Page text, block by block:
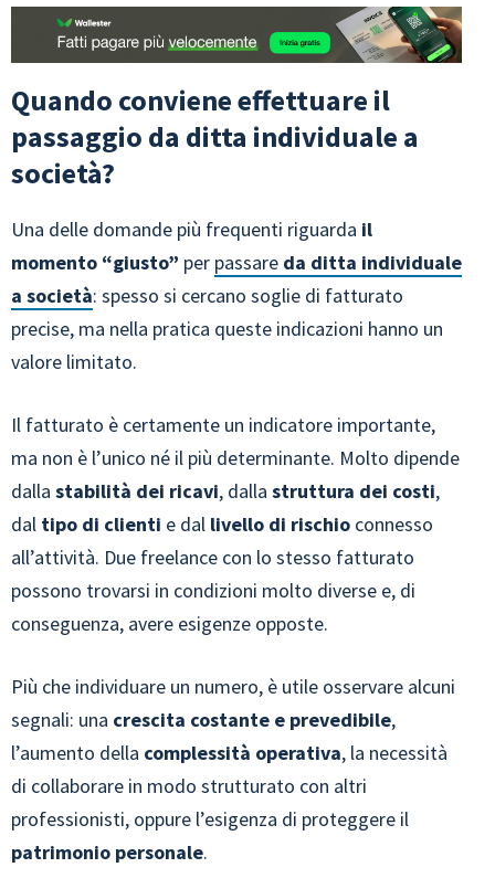
Quando conviene effettuare il
passaggio da ditta individuale a
società?
Una delle domande più frequenti riguarda il
momento “giusto” per passare da ditta individuale
a società: spesso si cercano soglie di fatturato
precise, ma nella pratica queste indicazioni hanno un
valore limitato.
Il fatturato è certamente un indicatore importante,
ma non è l’unico né il più determinante. Molto dipende
dalla stabilità dei ricavi, dalla struttura dei costi,
dal tipo di clienti e dal livello di rischio connesso
all’attività. Due freelance con lo stesso fatturato
possono trovarsi in condizioni molto diverse e, di
conseguenza, avere esigenze opposte.
Più che individuare un numero, è utile osservare alcuni
segnali: una crescita costante e prevedibile,
l’aumento della complessità operativa, la necessità
di collaborare in modo strutturato con altri
professionisti, oppure l’esigenza di proteggere il
patrimonio personale.